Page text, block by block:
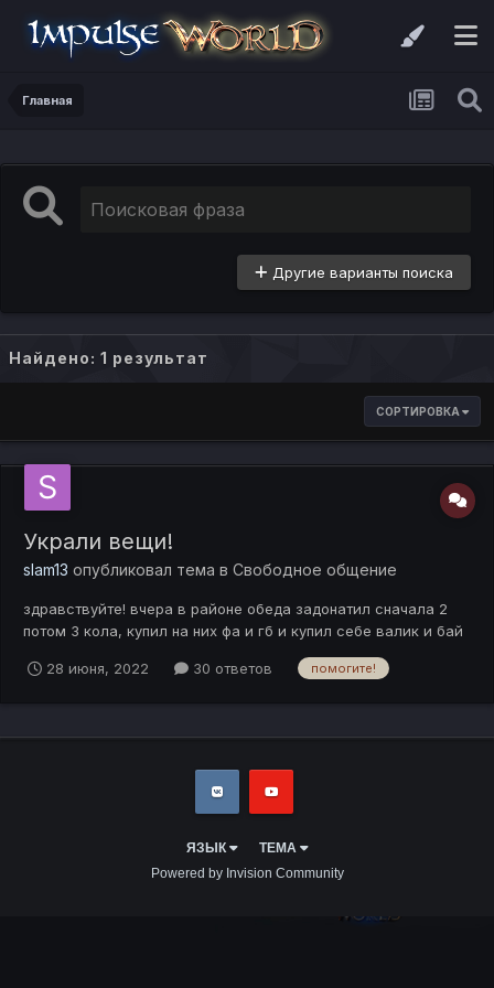
Главная
Другие варианты поиска
Найдено: 1 результат
СОРТИРОВКА
Украли вещи!
slam13 опубликовал тема в Свободное общение
здравствуйте! вчера в районе обеда задонатил сначала 2
потом 3 кола, купил на них фа и гб и купил себе валик и бай
своим делам! В итоге заходя вечером зашел в игру и понял
28 июня, 2022 30 ответов помогите!
ЯЗЫК
ТЕМА
Powered by Invision Community